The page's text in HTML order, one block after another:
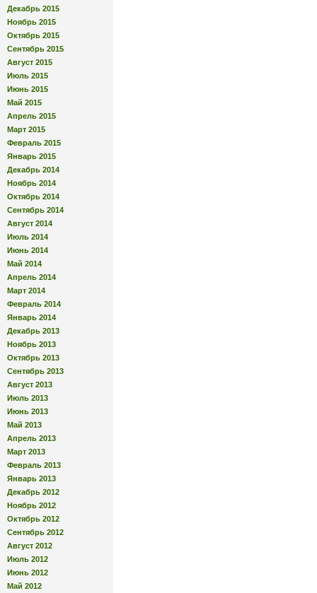
Декабрь 2015
Ноябрь 2015
Октябрь 2015
Сентябрь 2015
Август 2015
Июль 2015
Июнь 2015
Май 2015
Апрель 2015
Март 2015
Февраль 2015
Январь 2015
Декабрь 2014
Ноябрь 2014
Октябрь 2014
Сентябрь 2014
Август 2014
Июль 2014
Июнь 2014
Май 2014
Апрель 2014
Март 2014
Февраль 2014
Январь 2014
Декабрь 2013
Ноябрь 2013
Октябрь 2013
Сентябрь 2013
Август 2013
Июль 2013
Июнь 2013
Май 2013
Апрель 2013
Март 2013
Февраль 2013
Январь 2013
Декабрь 2012
Ноябрь 2012
Октябрь 2012
Сентябрь 2012
Август 2012
Июль 2012
Июнь 2012
Май 2012